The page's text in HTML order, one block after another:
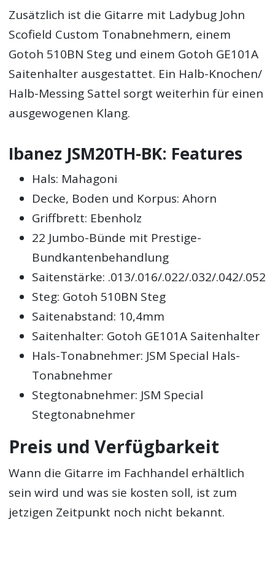
Zusätzlich ist die Gitarre mit Ladybug John
Scofield Custom Tonabnehmern, einem
Gotoh 510BN Steg und einem Gotoh GE101A
Saitenhalter ausgestattet. Ein Halb-Knochen/
Halb-Messing Sattel sorgt weiterhin für einen
ausgewogenen Klang.
Ibanez JSM20TH-BK: Features
Hals: Mahagoni
Decke, Boden und Korpus: Ahorn
Griffbrett: Ebenholz
22 Jumbo-Bünde mit Prestige-
Bundkantenbehandlung
Saitenstärke: .013/.016/.022/.032/.042/.052
Steg: Gotoh 510BN Steg
Saitenabstand: 10,4mm
Saitenhalter: Gotoh GE101A Saitenhalter
Hals-Tonabnehmer: JSM Special Hals-
Tonabnehmer
Stegtonabnehmer: JSM Special
Stegtonabnehmer
Preis und Verfügbarkeit
Wann die Gitarre im Fachhandel erhältlich
sein wird und was sie kosten soll, ist zum
jetzigen Zeitpunkt noch nicht bekannt.